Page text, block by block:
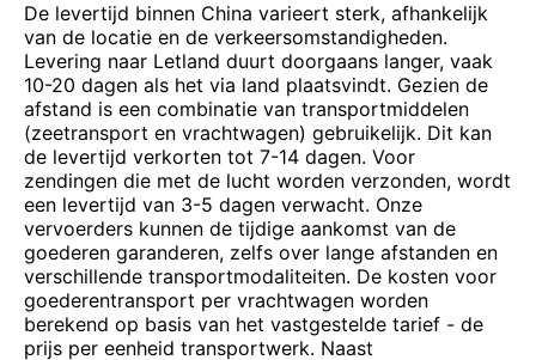
De levertijd binnen China varieert sterk, afhankelijk
van de locatie en de verkeersomstandigheden.
Levering naar Letland duurt doorgaans langer, vaak
10-20 dagen als het via land plaatsvindt. Gezien de
afstand is een combinatie van transportmiddelen
(zeetransport en vrachtwagen) gebruikelijk. Dit kan
de levertijd verkorten tot 7-14 dagen. Voor
zendingen die met de lucht worden verzonden, wordt
een levertijd van 3-5 dagen verwacht. Onze
vervoerders kunnen de tijdige aankomst van de
goederen garanderen, zelfs over lange afstanden en
verschillende transportmodaliteiten. De kosten voor
goederentransport per vrachtwagen worden
berekend op basis van het vastgestelde tarief - de
prijs per eenheid transportwerk. Naast